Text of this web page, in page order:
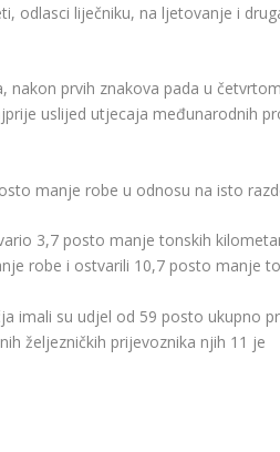
odlasci liječniku, na ljetovanje i
nakon prvih znakova pada u
uslijed utjecaja međunarodnih
manje robe u odnosu na isto
3,7 posto manje tonskih
robe i ostvarili 10,7 posto manje
imali su udjel od 59 posto ukupno
željezničkih prijevoznika njih 11 je